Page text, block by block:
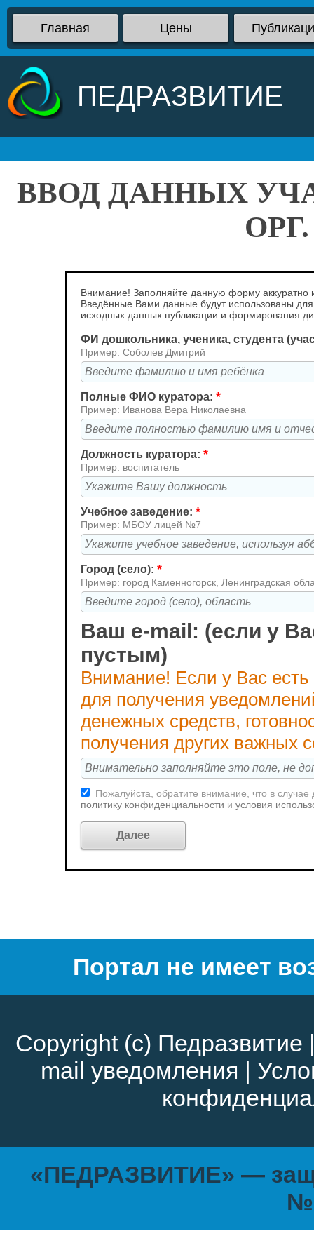
Главная Цены
ПЕДРАЗВИТИЕ
ВВОД ДАННЫХ
Внимание! Заполняйте данную форму аккуратно
Введённые Вами данные будут использованы
исходных данных публикации и формирования
ФИ дошкольника, ученика, студента
Пример: Соболев Дмитрий
Полные ФИО куратора: *
Пример: Иванова Вера Николаевна
Должность куратора: *
Пример: воспитатель
Учебное заведение: *
Пример: МБОУ лицей №7
Город (село): *
Пример: город Каменногорск, Ленинградская
Ваш e-mail: (если у
пустым)
Внимание! Если у Вас
для получения
денежных средств,
получения других важных
Пожалуйста, обратите внимание, что в
политику конфиденциальности и условия
Портал не имеет
Copyright (c) Педразвитие
mail уведомления |
«ПЕДРАЗВИТИЕ» —